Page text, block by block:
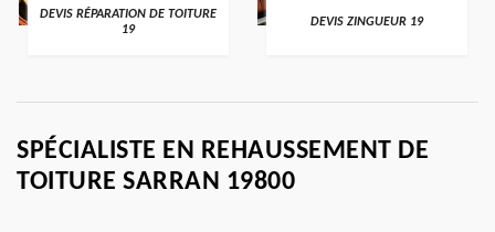
DEVIS RÉPARATION DE TOITURE
19
DEVIS ZINGUEUR 19
SPÉCIALISTE EN REHAUSSEMENT DE
TOITURE SARRAN 19800